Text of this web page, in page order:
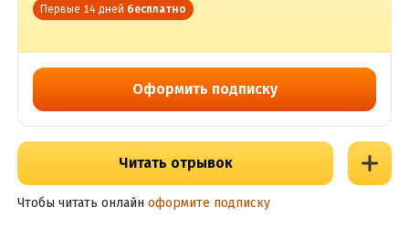
Первые 14 дней бесплатно
Оформить подписку
Читать отрывок
Чтобы читать онлайн оформите подписку